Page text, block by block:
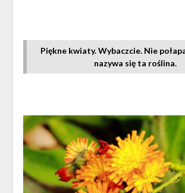
Piękne kwiaty. Wybaczcie. Nie
nazywa się ta roślina.